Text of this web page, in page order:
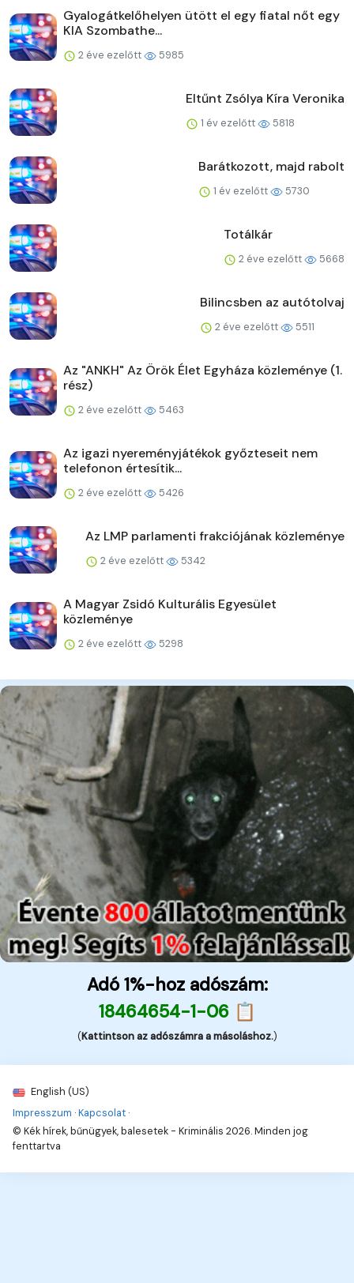
Gyalogátkelőhelyen ütött el egy fiatal nőt egy
KIA Szombathe...
2 éve ezelőtt 5985
Eltűnt Zsólya Kíra Veronika
1 év ezelőtt 5818
Barátkozott, majd rabolt
1 év ezelőtt 5730
Totálkár
2 éve ezelőtt 5668
Bilincsben az autótolvaj
2 éve ezelőtt 5511
Az "ANKH" Az Örök Élet Egyháza közleménye (1.
rész)
2 éve ezelőtt 5463
Az igazi nyereményjátékok győzteseit nem
telefonon értesítik...
2 éve ezelőtt 5426
Az LMP parlamenti frakciójának közleménye
2 éve ezelőtt 5342
A Magyar Zsidó Kulturális Egyesület
közleménye
2 éve ezelőtt 5298
Adó 1%-hoz adószám:
18464654-1-06 📋
(Kattintson az adószámra a másoláshoz.)
English (US)
Impresszum ·Kapcsolat ·
© Kék hírek, bűnügyek, balesetek - Kriminális 2026. Minden jog
fenttartva